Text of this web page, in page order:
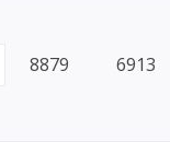
8879 6913